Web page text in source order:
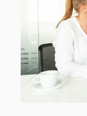
Angaben
Art der